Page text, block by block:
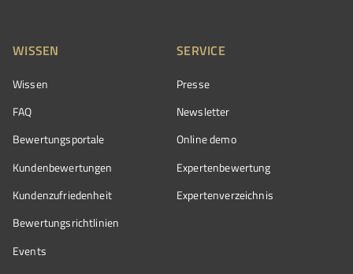
WISSEN
Wissen
FAQ
Bewertungsportale
Kundenbewertungen
Kundenzufriedenheit
Bewertungs­richtlinien
Events
SERVICE
Presse
Newsletter
Online demo
Expertenbewertung
Expertenverzeichnis